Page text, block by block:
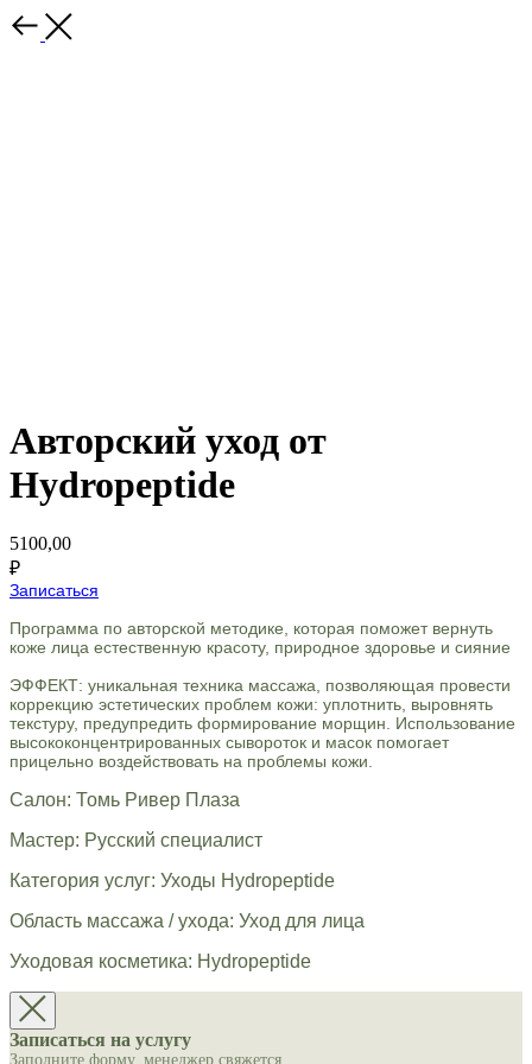
Авторский уход от
Hydropeptide
5100,00
₽
Записаться
Программа по авторской методике, которая поможет вернуть
коже лица естественную красоту, природное здоровье и сияние
ЭФФЕКТ: уникальная техника массажа, позволяющая провести
коррекцию эстетических проблем кожи: уплотнить, выровнять
текстуру, предупредить формирование морщин. Использование
высококонцентрированных сывороток и масок помогает
прицельно воздействовать на проблемы кожи.
Салон: Томь Ривер Плаза
Мастер: Русский специалист
Категория услуг: Уходы Hydropeptide
Область массажа / ухода: Уход для лица
Уходовая косметика: Hydropeptide
Записаться на услугу
Заполните форму, менеджер свяжется